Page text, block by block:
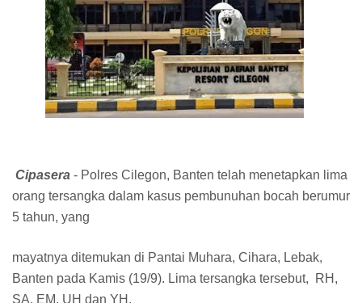
Cipasera - Polres Cilegon, Banten telah menetapkan lima
orang tersangka dalam kasus pembunuhan bocah berumur
5 tahun, yang
mayatnya ditemukan di Pantai Muhara, Cihara, Lebak,
Banten pada Kamis (19/9). Lima tersangka tersebut, RH,
SA, EM, UH dan YH.